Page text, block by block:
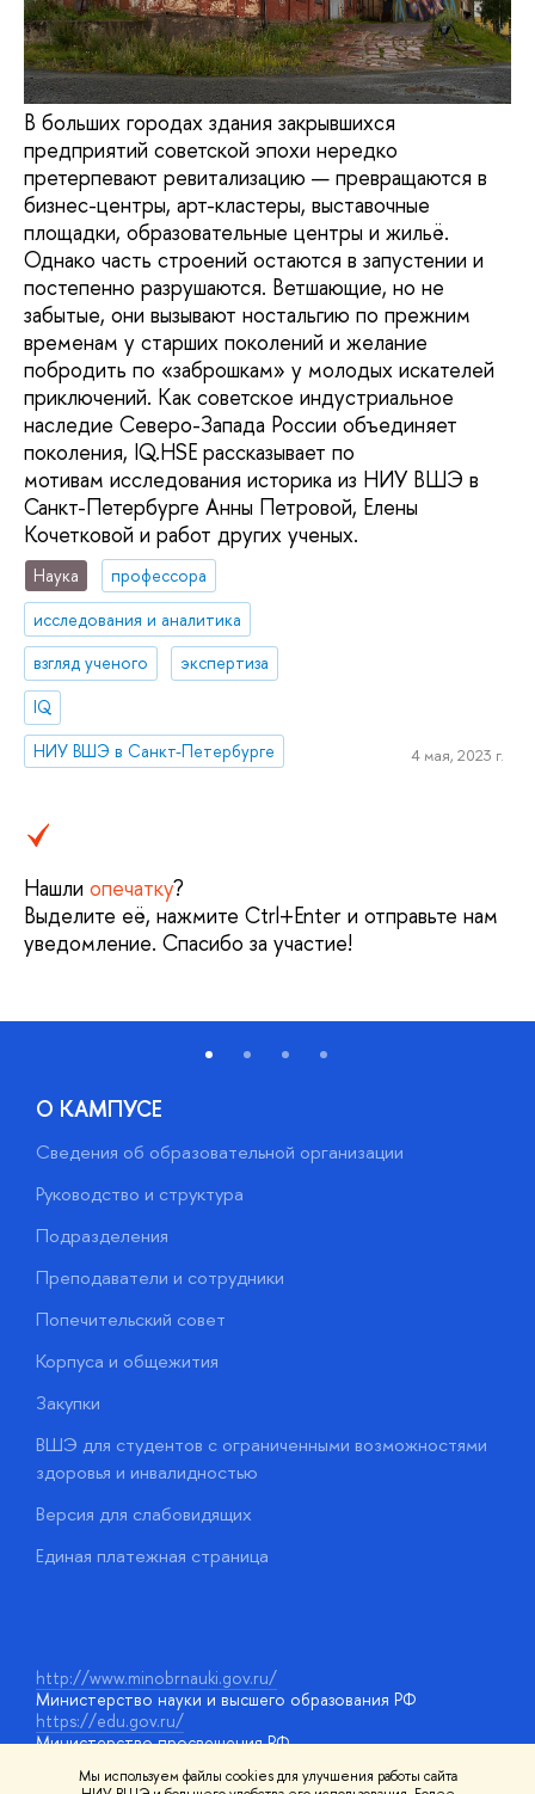
Мы используем файлы cookies для улучшения работы сайта
В больших городах здания закрывшихся
предприятий советской эпохи нередко
претерпевают ревитализацию — превращаются в
бизнес-центры, арт-кластеры, выставочные
площадки, образовательные центры и жильё.
Однако часть строений остаются в запустении и
постепенно разрушаются. Ветшающие, но не
забытые, они вызывают ностальгию по прежним
временам у старших поколений и желание
побродить по «заброшкам» у молодых искателей
приключений. Как советское индустриальное
наследие Северо-Запада России объединяет
поколения, IQ.HSE рассказывает по
мотивам исследования историка из НИУ ВШЭ в
Санкт-Петербурге Анны Петровой, Елены
Кочетковой и работ других ученых.
Наука
профессора
исследования и аналитика
взгляд ученого
экспертиза
IQ
НИУ ВШЭ в Санкт-Петербурге
4 мая, 2023 г.
Нашли опечатку?
Выделите её, нажмите Ctrl+Enter и отправьте нам
уведомление. Спасибо за участие!
О КАМПУСЕ
Сведения об образовательной организации
Руководство и структура
Подразделения
Преподаватели и сотрудники
Попечительский совет
Корпуса и общежития
Закупки
ВШЭ для студентов с ограниченными возможностями
здоровья и инвалидностью
Версия для слабовидящих
Единая платежная страница
http://www.minobrnauki.gov.ru/
Министерство науки и высшего образования РФ
https://edu.gov.ru/
Министерство просвещения РФ
https://elearning.hse.ru/mooc
Массовые открытые онлайн-курсы